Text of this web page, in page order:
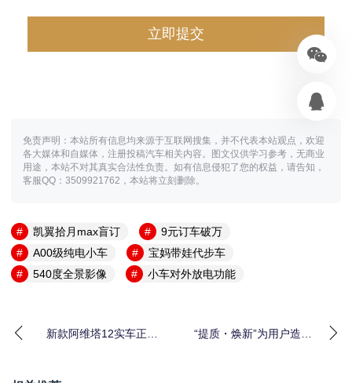
免责声明：本站所有信息均来源于互联网搜集，并不代表本站观点，欢迎
各大媒体和自媒体，注册投稿汽车相关内容。图文仅供学习参考，无商业
用途，本站不对其真实合法性负责。如有信息侵犯了您的权益，请告知，
客服QQ：3509921762，本站将立刻删除。
凯翼拾月max盲订
9元订车破万
A00级纯电小车
宝妈带娃代步车
540度全景影像
小车对外放电功能
新款阿维塔12实车正式
“提质・焕新”为用户造好